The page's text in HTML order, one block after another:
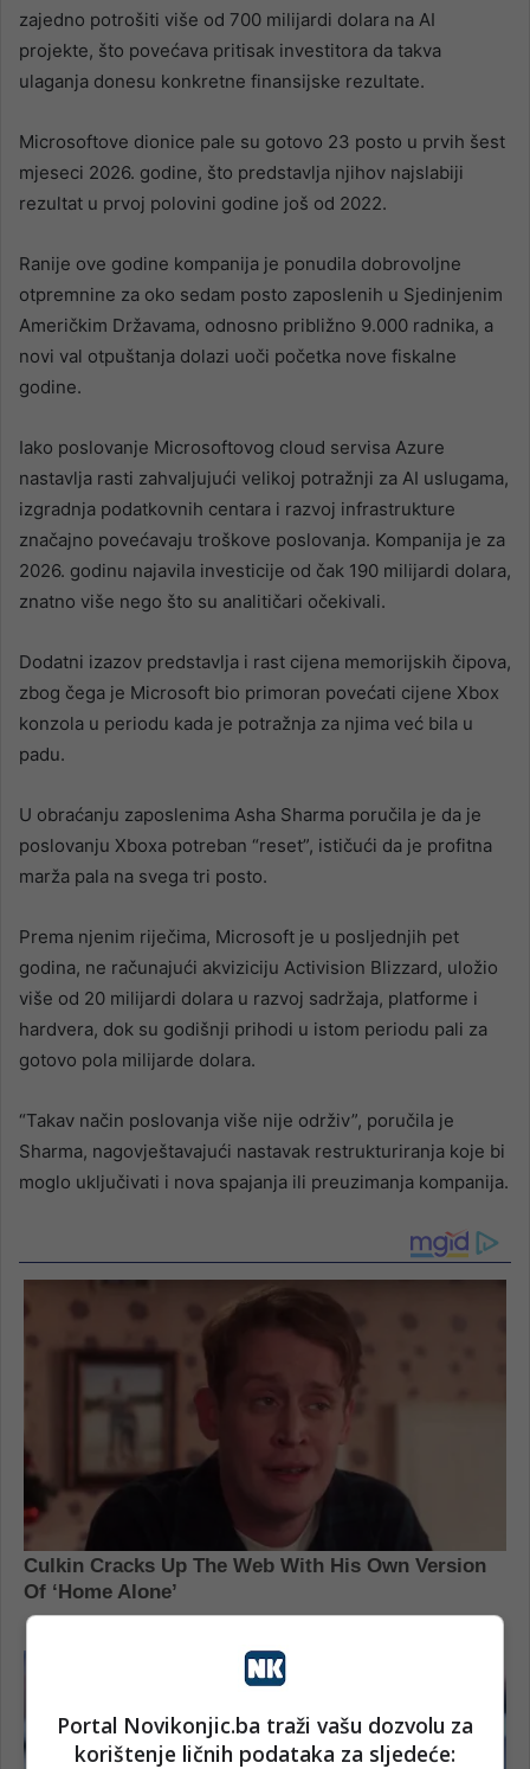
zajedno potrošiti više od 700 milijardi dolara na AI
projekte, što povećava pritisak investitora da takva
ulaganja donesu konkretne finansijske rezultate.
Microsoftove dionice pale su gotovo 23 posto u prvih šest
mjeseci 2026. godine, što predstavlja njihov najslabiji
rezultat u prvoj polovini godine još od 2022.
Ranije ove godine kompanija je ponudila dobrovoljne
otpremnine za oko sedam posto zaposlenih u Sjedinjenim
Američkim Državama, odnosno približno 9.000 radnika, a
novi val otpuštanja dolazi uoči početka nove fiskalne
godine.
Iako poslovanje Microsoftovog cloud servisa Azure
nastavlja rasti zahvaljujući velikoj potražnji za AI uslugama,
izgradnja podatkovnih centara i razvoj infrastrukture
značajno povećavaju troškove poslovanja. Kompanija je za
2026. godinu najavila investicije od čak 190 milijardi dolara,
znatno više nego što su analitičari očekivali.
Dodatni izazov predstavlja i rast cijena memorijskih čipova,
zbog čega je Microsoft bio primoran povećati cijene Xbox
konzola u periodu kada je potražnja za njima već bila u
padu.
U obraćanju zaposlenima Asha Sharma poručila je da je
poslovanju Xboxa potreban “reset”, ističući da je profitna
marža pala na svega tri posto.
Prema njenim riječima, Microsoft je u posljednjih pet
godina, ne računajući akviziciju Activision Blizzard, uložio
više od 20 milijardi dolara u razvoj sadržaja, platforme i
hardvera, dok su godišnji prihodi u istom periodu pali za
gotovo pola milijarde dolara.
“Takav način poslovanja više nije održiv”, poručila je
Sharma, nagovještavajući nastavak restrukturiranja koje bi
moglo uključivati i nova spajanja ili preuzimanja kompanija.
Portal Novikonjic.ba traži vašu dozvolu za
korištenje ličnih podataka za sljedeće: